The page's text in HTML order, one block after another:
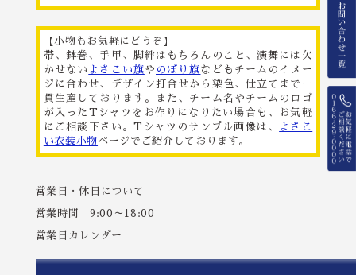
【小物もお気軽にどうぞ】
帯、鉢巻、手甲、脚絆はもちろんのこと、演舞には欠
かせない よさこい旗や のぼり旗などもチームのイメー
ジに合わせ、デザイン打合せから染色、仕立てまで一
貫生産しております。また、チーム名やチームのロゴ
が入ったTシャツをお作りになりたい場合も、お気軽
にご相談下さい。Tシャツのサンプル画像は、
よさこ
い衣装小物ページでご紹介しております。
営業日・休日について
営業時間 9:00～18:00
営業日カレンダー